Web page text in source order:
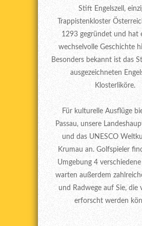
Stift Engelszell,
Trappistenkloster
1293 gegründet und hat
wechselvolle Geschichte
Besonders bekannt ist das
ausgezeichneten
Klosterliköre.
Für kulturelle Ausflüge
Passau, unsere
und das UNESCO
Krumau an. Golfspieler
Umgebung 4 verschiedene
warten außerdem
und Radwege auf Sie, die
erforscht werden